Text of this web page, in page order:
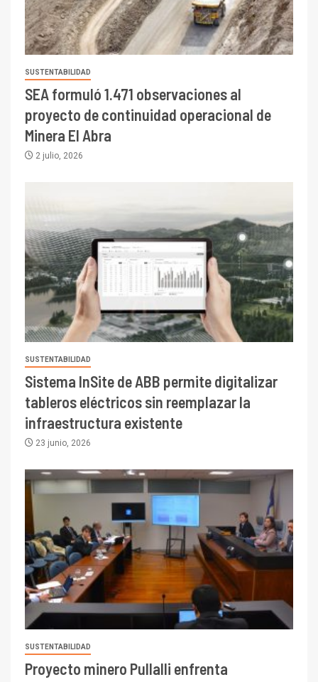
SUSTENTABILIDAD
SEA formuló 1.471 observaciones al
proyecto de continuidad operacional de
Minera El Abra
2 julio, 2026
SUSTENTABILIDAD
Sistema InSite de ABB permite digitalizar
tableros eléctricos sin reemplazar la
infraestructura existente
23 junio, 2026
SUSTENTABILIDAD
Proyecto minero Pullalli enfrenta
3 I+D